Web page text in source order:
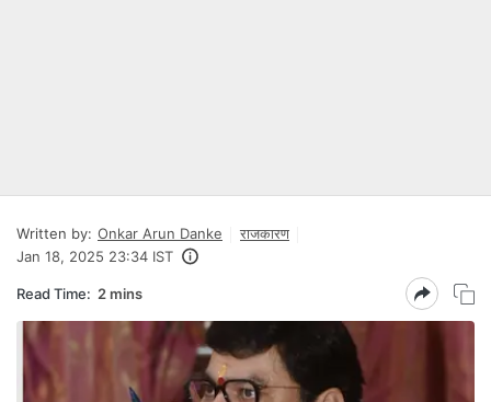
Written by: Onkar Arun Danke
राजकारण
Jan 18, 2025 23:34 IST
Read Time: 2 mins